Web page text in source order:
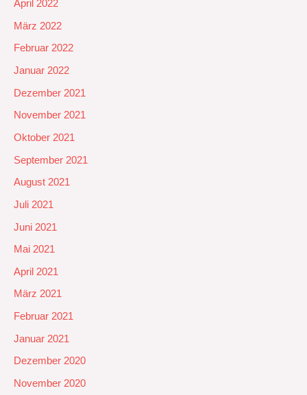
April 2022
März 2022
Februar 2022
Januar 2022
Dezember 2021
November 2021
Oktober 2021
September 2021
August 2021
Juli 2021
Juni 2021
Mai 2021
April 2021
März 2021
Februar 2021
Januar 2021
Dezember 2020
November 2020